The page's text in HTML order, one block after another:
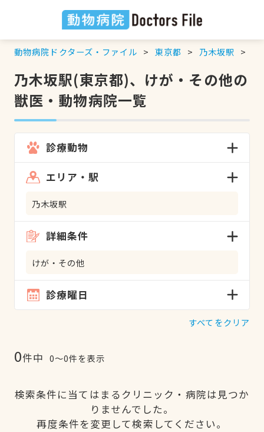
動物病院ドクターズ・ファイル 東京都 乃木坂駅
乃木坂駅(東京都)、けが・その他の
獣医・動物病院一覧
診療動物
エリア・駅
乃木坂駅
詳細条件
けが・その他
診療曜日
すべてをクリア
0件中 0〜0件を表示
検索条件に当てはまるクリニック・病院は見つか
りませんでした。
再度条件を変更して検索してください。